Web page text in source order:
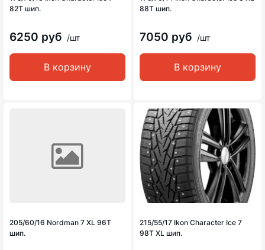
82T шип.
6250 руб /шт
В корзину
88T шип.
7050 руб /шт
В корзину
205/60/16 Nordman 7 XL 96T
шип.
215/55/17 Ikon Character Ice 7
98T XL шип.